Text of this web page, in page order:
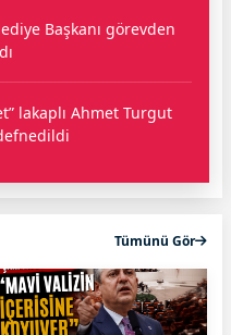
Başkanı görevden
lakaplı Ahmet Turgut
Tümünü Gör